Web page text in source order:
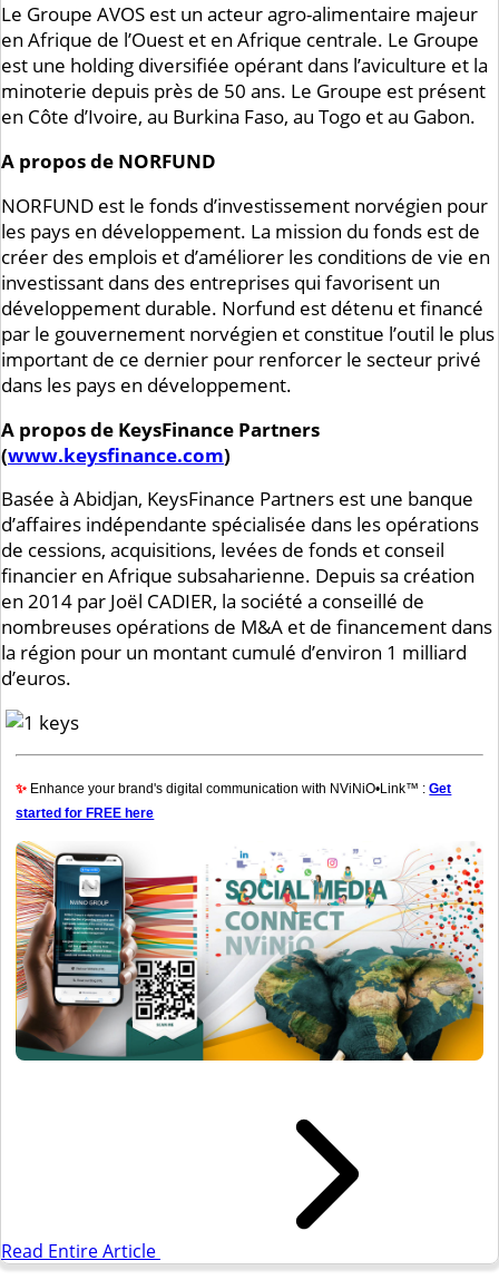
Le Groupe AVOS est un acteur agro-alimentaire majeur
en Afrique de l’Ouest et en Afrique centrale. Le Groupe
est une holding diversifiée opérant dans l’aviculture et la
minoterie depuis près de 50 ans. Le Groupe est présent
en Côte d’Ivoire, au Burkina Faso, au Togo et au Gabon.
A propos de NORFUND
NORFUND est le fonds d’investissement norvégien pour
les pays en développement. La mission du fonds est de
créer des emplois et d’améliorer les conditions de vie en
investissant dans des entreprises qui favorisent un
développement durable. Norfund est détenu et financé
par le gouvernement norvégien et constitue l’outil le plus
important de ce dernier pour renforcer le secteur privé
dans les pays en développement.
A propos de KeysFinance Partners
(www.keysfinance.com)
Basée à Abidjan, KeysFinance Partners est une banque
d’affaires indépendante spécialisée dans les opérations
de cessions, acquisitions, levées de fonds et conseil
financier en Afrique subsaharienne. Depuis sa création
en 2014 par Joël CADIER, la société a conseillé de
nombreuses opérations de M&A et de financement dans
la région pour un montant cumulé d’environ 1 milliard
d’euros.
✨ Enhance your brand's digital communication with NViNiO•Link™ :Get
started for FREE here
Read Entire Article